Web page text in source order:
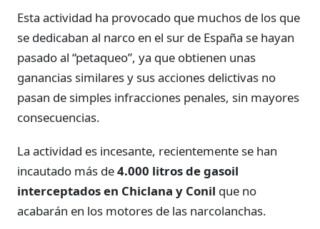
Esta actividad ha provocado que muchos de los que
se dedicaban al narco en el sur de España se hayan
pasado al “petaqueo”, ya que obtienen unas
ganancias similares y sus acciones delictivas no
pasan de simples infracciones penales, sin mayores
consecuencias.
La actividad es incesante, recientemente se han
incautado más de4.000 litros de gasoil
interceptados en Chiclana y Conil que no
acabarán en los motores de las narcolanchas.